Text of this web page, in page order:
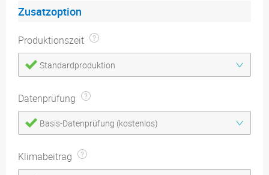
Zusatzoption
Produktionszeit
Standardproduktion
Datenprüfung
Basis-Datenprüfung (kostenlos)
Klimabeitrag